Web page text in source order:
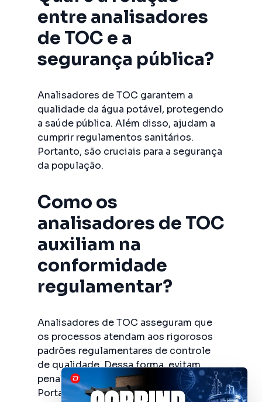
entre analisadores
de TOC e a
segurança pública?
Analisadores de TOC garantem a
qualidade da água potável, protegendo
a saúde pública. Além disso, ajudam a
cumprir regulamentos sanitários.
Portanto, são cruciais para a segurança
da população.
Como os
analisadores de TOC
auxiliam na
conformidade
regulamentar?
Analisadores de TOC asseguram que
os processos atendam aos rigorosos
padrões regulamentares de controle
de qualidade. Dessa forma, evitam
penalidades e garantem a segurança.
Portanto, são indispensáveis para a